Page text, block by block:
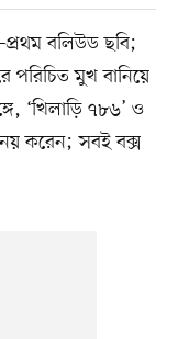
বলিউড ছবি;
পরিচিত মুখ বানিয়ে
‘খিলাড়ি ৭৮৬’ ও
করেন; সবই বক্স